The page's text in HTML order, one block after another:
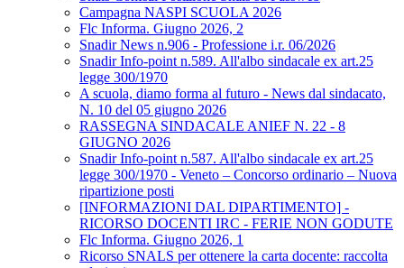
Campagna NASPI SCUOLA 2026
Flc Informa. Giugno 2026, 2
Snadir News n.906 - Professione i.r. 06/2026
Snadir Info-point n.589. All'albo sindacale ex art.25
legge 300/1970
A scuola, diamo forma al futuro - News dal sindacato,
N. 10 del 05 giugno 2026
RASSEGNA SINDACALE ANIEF N. 22 - 8
GIUGNO 2026
Snadir Info-point n.587. All'albo sindacale ex art.25
legge 300/1970 - Veneto – Concorso ordinario – Nuova
ripartizione posti
[INFORMAZIONI DAL DIPARTIMENTO] -
RICORSO DOCENTI IRC - FERIE NON GODUTE
Flc Informa. Giugno 2026, 1
Ricorso SNALS per ottenere la carta docente: raccolta